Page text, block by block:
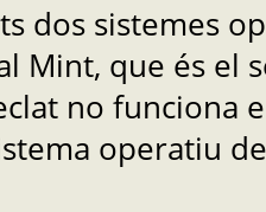
dos sistemes
Mint, que és el
no funciona
operatiu